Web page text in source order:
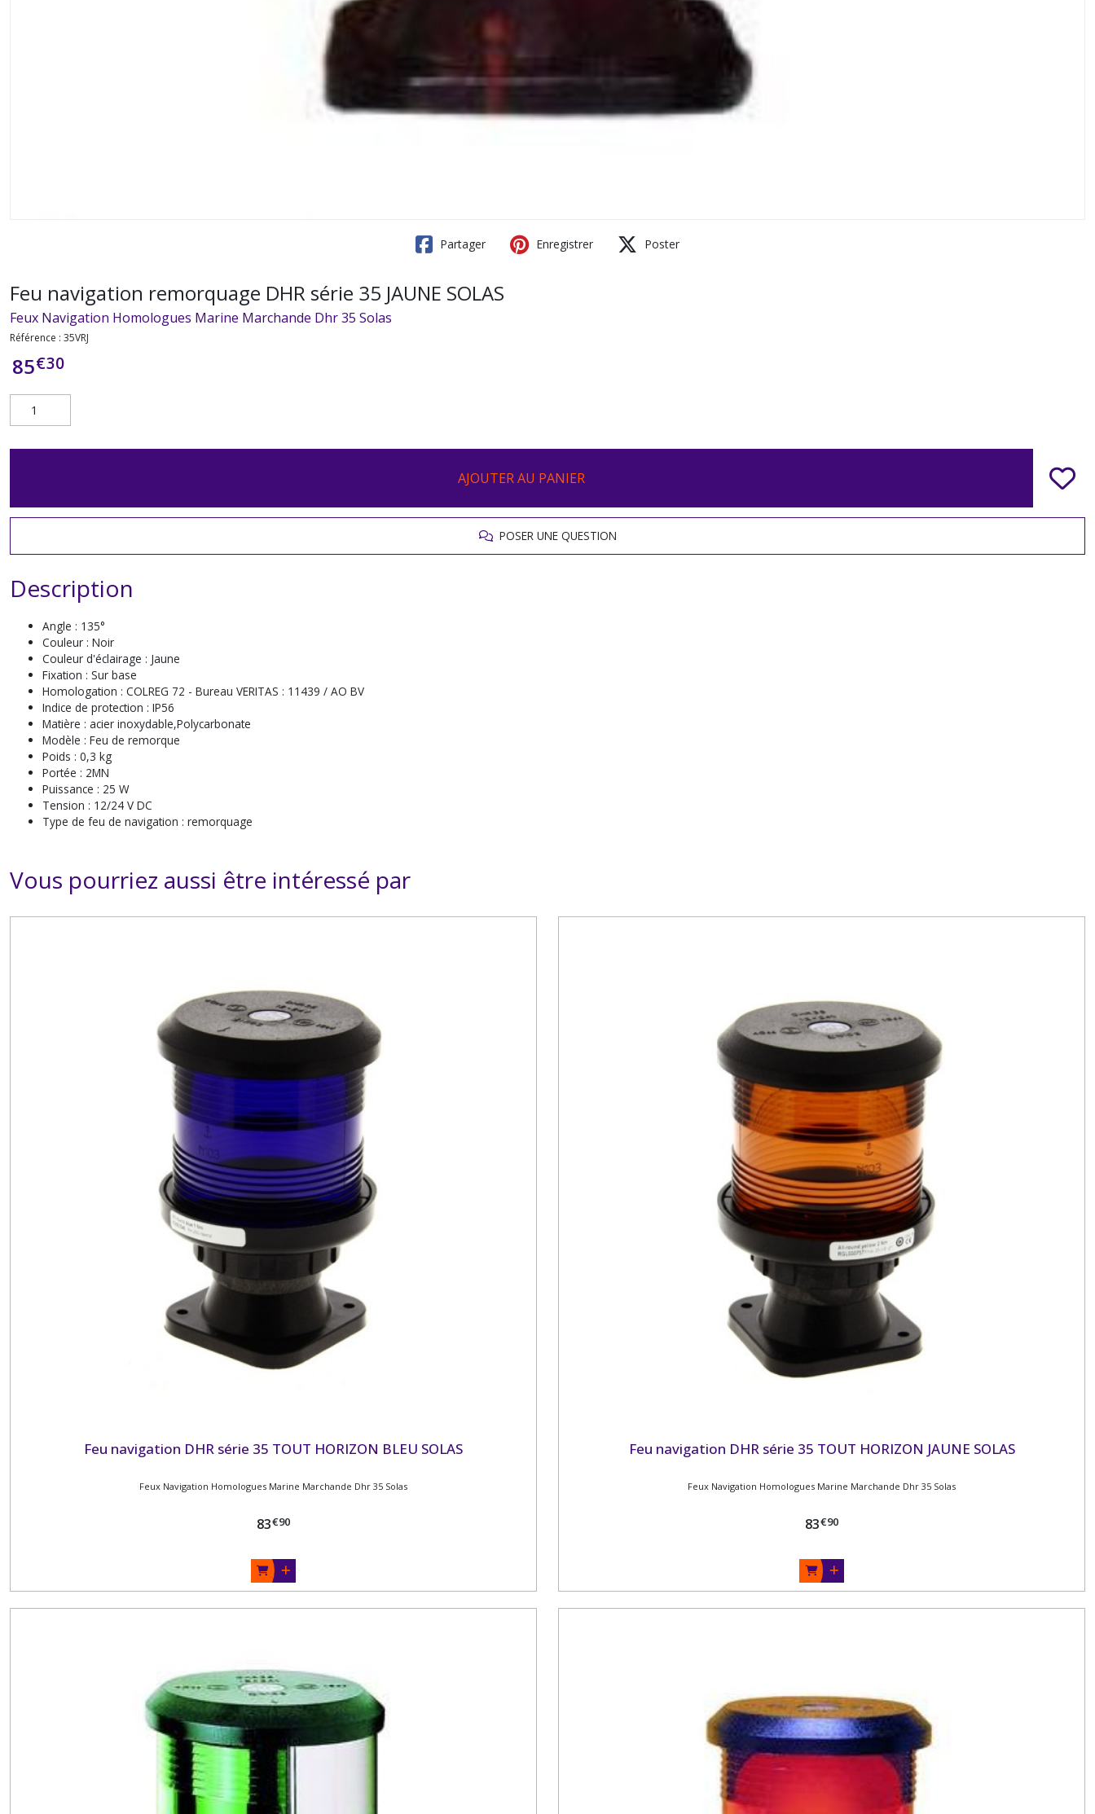
Partager Enregistrer Poster
Feu navigation remorquage DHR série 35 JAUNE SOLAS
Feux Navigation Homologues Marine Marchande Dhr 35 Solas
Référence : 35VRJ
85€30
AJOUTER AU PANIER
POSER UNE QUESTION
Description
Angle : 135°
Couleur : Noir
Couleur d'éclairage : Jaune
Fixation : Sur base
Homologation : COLREG 72 - Bureau VERITAS : 11439 / AO BV
Indice de protection : IP56
Matière : acier inoxydable,Polycarbonate
Modèle : Feu de remorque
Poids : 0,3 kg
Portée : 2MN
Puissance : 25 W
Tension : 12/24 V DC
Type de feu de navigation : remorquage
Vous pourriez aussi être intéressé par
Feu navigation DHR série 35 TOUT HORIZON BLEU SOLAS
Feux Navigation Homologues Marine Marchande Dhr 35 Solas
83€90
Feu navigation DHR série 35 TOUT HORIZON JAUNE SOLAS
Feux Navigation Homologues Marine Marchande Dhr 35 Solas
83€90